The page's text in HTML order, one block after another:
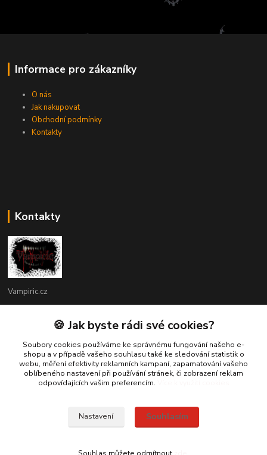
Informace pro zákazníky
O nás
Jak nakupovat
Obchodní podmínky
Kontakty
Kontakty
Vampiric.cz
+420 774 198 598
(Po-Pá, 9-16 hod.)
info@vampiric.cz
© 2025 Všechna práva vyhrazena
🍪 Jak byste rádi své cookies?
Soubory cookies používáme ke správnému fungování našeho e-
shopu a v případě vašeho souhlasu také ke sledování statistik o
webu, měření efektivity reklamních kampaní, zapamatování vašeho
oblíbeného nastavení při používání stránek, či zobrazení reklam
odpovídajících vašim preferencím.
Nastavení Souhlasím